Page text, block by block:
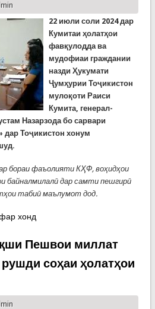
22 июли соли 2024 дар
Кумитаи ҳолатҳои
фавқулодда ва
мудофиаи граждании
назди Ҳукумати
Ҷумҳурии Тоҷикистон
мулоқоти Раиси
Кумита, генерал-
Назарзода бо сарвари
Тоҷикистон хонум
бораи фаъолияти КҲФ, воҳидҳои
байналмилалӣ дар самти пешгирӣ
табиӣ маълумот дод.
Раиси КҲФ бо сарвари Сохтори
хонд
Пешвои миллат
соҳаи ҳолатҳои